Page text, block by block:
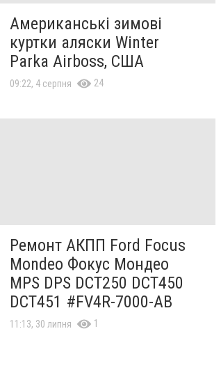
Американські зимові
куртки аляски Winter
Parka Airboss, США
09:22, 4 серпня 24
Ремонт АКПП Ford Focus
Mondeo Фокус Мондео
MPS DPS DCT250 DCT450
DCT451 #FV4R-7000-AB
11:13, 30 липня 1